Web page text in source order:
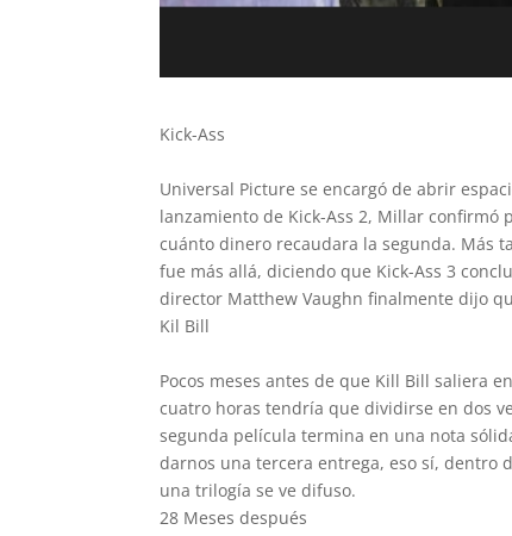
Kick-Ass
Universal Picture se encargó de abrir
lanzamiento de Kick-Ass 2, Millar
cuánto dinero recaudara la segunda. Más
fue más allá, diciendo que Kick-Ass 3
director Matthew Vaughn finalmente dijo
Kil Bill
Pocos meses antes de que Kill Bill saliera
cuatro horas tendría que dividirse en dos
segunda película termina en una nota
darnos una tercera entrega, eso sí, dentro
una trilogía se ve difuso.
28 Meses después